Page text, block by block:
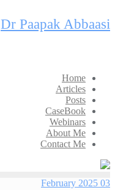
Skip
to
Dr Paapak Abbaasi
Home
Articles
Posts
CaseBook
Webinars
About Me
Contact Me
03 February 2025